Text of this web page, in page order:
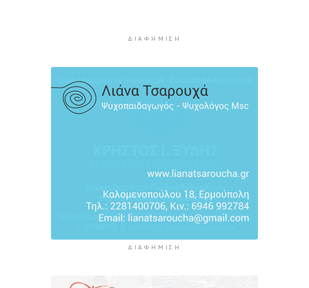
Γονικές παροχές: Πότε μπορεί να θεωρηθούν
δωρεές και να φορολογηθούν
ΔΙΑΦΉΜΙΣΗ
ΔΙΑΦΉΜΙΣΗ